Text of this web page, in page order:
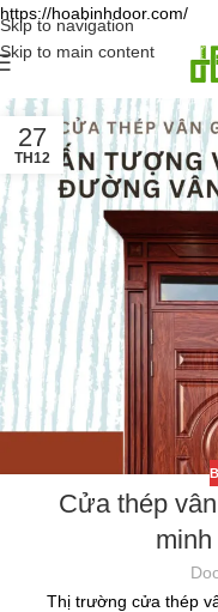
https://hoabinhdoor.com/
Skip to navigation
Skip to main content
27
TH12
Cửa thép
Thị trường cửa thép